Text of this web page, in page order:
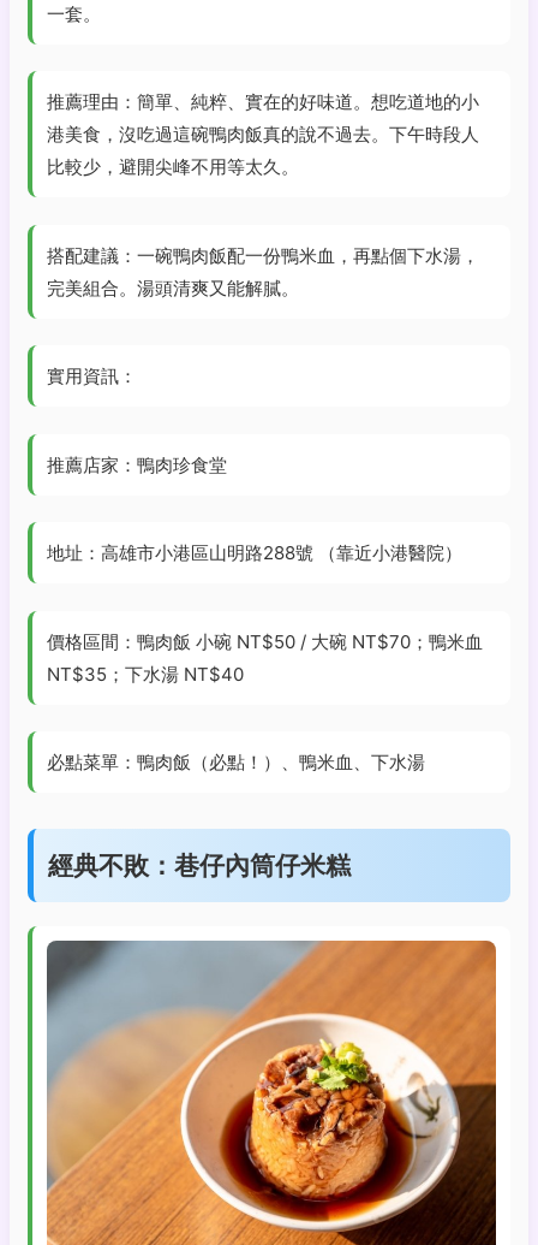
一套。
推薦理由：簡單、純粹、實在的好味道。想吃道地的小
港美食，沒吃過這碗鴨肉飯真的說不過去。下午時段人
比較少，避開尖峰不用等太久。
搭配建議：一碗鴨肉飯配一份鴨米血，再點個下水湯，
完美組合。湯頭清爽又能解膩。
實用資訊：
推薦店家：鴨肉珍食堂
地址：高雄市小港區山明路288號 （靠近小港醫院）
價格區間：鴨肉飯 小碗 NT$50 / 大碗 NT$70；鴨米血
NT$35；下水湯 NT$40
必點菜單：鴨肉飯（必點！）、鴨米血、下水湯
經典不敗：巷仔內筒仔米糕